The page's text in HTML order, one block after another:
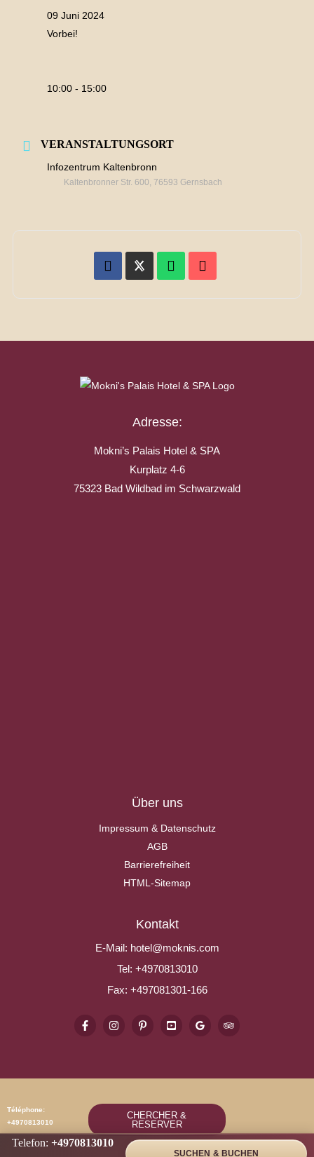
09 Juni 2024
Vorbei!
10:00 - 15:00
VERANSTALTUNGSORT
Infozentrum Kaltenbronn
Kaltenbronner Str. 600, 76593 Gernsbach
Adresse:
Mokni’s Palais Hotel & SPA
Kurplatz 4-6
75323 Bad Wildbad im Schwarzwald
Über uns
Impressum & Datenschutz
AGB
Barrierefreiheit
HTML-Sitemap
Kontakt
E-Mail: hotel@moknis.com
Tel: +4970813010
Fax: +497081301-166
Telefon:+4970813010
SUCHEN & BUCHEN
Téléphone:
+4970813010
CHERCHER &
RESERVER